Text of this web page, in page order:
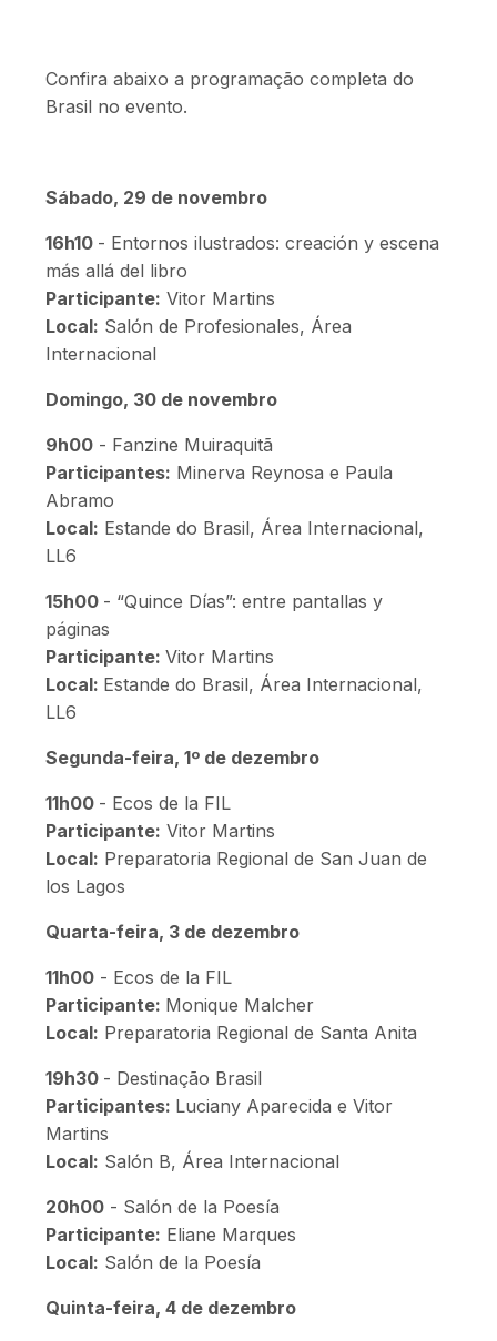
Confira abaixo a programação completa do
Brasil no evento.
Sábado, 29 de novembro
16h10 - Entornos ilustrados: creación y escena
más allá del libro
Participante: Vitor Martins
Local: Salón de Profesionales, Área
Internacional
Domingo, 30 de novembro
9h00 - Fanzine Muiraquitã
Participantes: Minerva Reynosa e Paula
Abramo
Local: Estande do Brasil, Área Internacional,
LL6
15h00 - “Quince Días”: entre pantallas y
páginas
Participante: Vitor Martins
Local: Estande do Brasil, Área Internacional,
LL6
Segunda-feira, 1º de dezembro
11h00 - Ecos de la FIL
Participante: Vitor Martins
Local: Preparatoria Regional de San Juan de
los Lagos
Quarta-feira, 3 de dezembro
11h00 - Ecos de la FIL
Participante: Monique Malcher
Local: Preparatoria Regional de Santa Anita
19h30 - Destinação Brasil
Participantes: Luciany Aparecida e Vitor
Martins
Local: Salón B, Área Internacional
20h00 - Salón de la Poesía
Participante: Eliane Marques
Local: Salón de la Poesía
Quinta-feira, 4 de dezembro